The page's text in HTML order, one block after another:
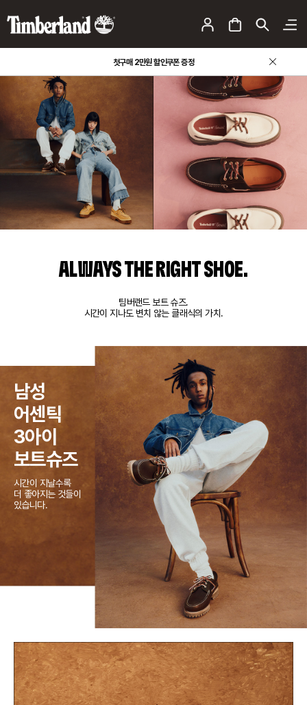
첫구매 2만원 할인쿠폰 증정
팀버랜드 사칭 판매 사이트 주의 안내
ALWAYS THE RIGHT SHOE.
팀버랜드 보트 슈즈.
시간이 지나도 변치 않는 클래식의 가치.
남성
어센틱
3아이
보트슈즈
시간이 지날수록
더 좋아지는 것들이
있습니다.